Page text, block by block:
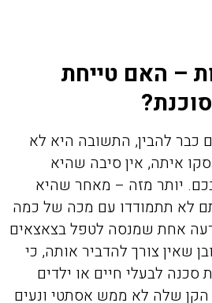
– האם טייחת
כבר להבין, התשובה היא לא
איתה, אין סיבה שהיא
יותר מזה – מאחר שהיא
לא תתמודדו עם מכה של כמה
אחת שמנסה לטפל בצאצאים
שאין צורך להדביר אותה, כי
סכנה לבעלי חיים או ילדים
הקן שלה לא ממש אסתטי ונעים